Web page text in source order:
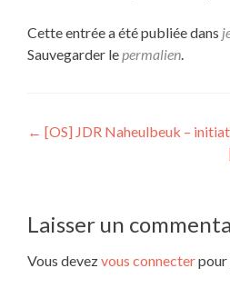
Cette entrée a été publiée dans
Sauvegarder lepermalien.
Navigation
← [OS] JDR Naheulbeuk –
Laisser un
Vous devezvous connecterpour